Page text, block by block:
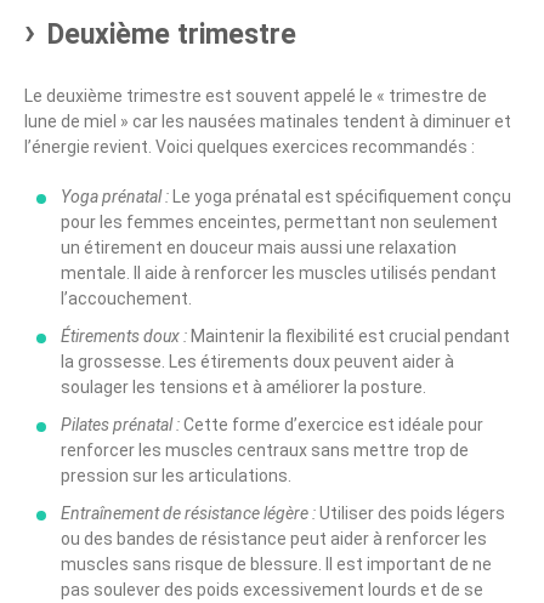
Deuxième trimestre
Le deuxième trimestre est souvent appelé le « trimestre de
lune de miel » car les nausées matinales tendent à diminuer et
l’énergie revient. Voici quelques exercices recommandés :
Yoga prénatal : Le yoga prénatal est spécifiquement conçu
pour les femmes enceintes, permettant non seulement
un étirement en douceur mais aussi une relaxation
mentale. Il aide à renforcer les muscles utilisés pendant
l’accouchement.
Étirements doux : Maintenir la flexibilité est crucial pendant
la grossesse. Les étirements doux peuvent aider à
soulager les tensions et à améliorer la posture.
Pilates prénatal :Cette forme d’exercice est idéale pour
renforcer les muscles centraux sans mettre trop de
pression sur les articulations.
Entraînement de résistance légère :Utiliser des poids légers
ou des bandes de résistance peut aider à renforcer les
muscles sans risque de blessure. Il est important de ne
pas soulever des poids excessivement lourds et de se